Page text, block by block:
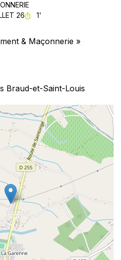
26 TEMPS DE LECTURE
1'
& Maçonnerie »
Braud-et-Saint-Louis